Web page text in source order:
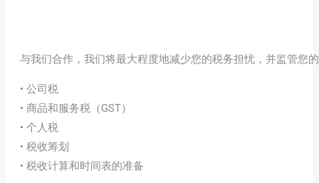
与我们合作，我们将最大程度地减少您的税务担忧，并监管您
• 公司税
• 商品和服务税（GST）
• 个人税
• 税收筹划
• 税收计算和时间表的准备